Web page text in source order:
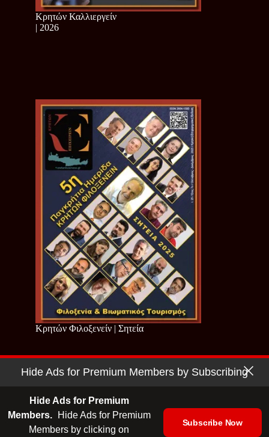
Κρητών Καλλιεργείν
| 2026
Κρητών Φιλοξενείν | Σητεία
Copyright © 2026 - Cretan Business | Κρητών Επιχειρείν
Hide Ads for Premium Members by Subscribing
Hide Ads for Premium
Members.
Hide Ads for Premium
Members by clicking on
Subscribe Now